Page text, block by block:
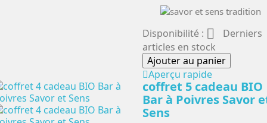
Disponibilité : 
Derniers
articles en stock
Ajouter au panier
Aperçu rapide
coffret 5 cadeau BIO
Bar à Poivres Savor
Sens